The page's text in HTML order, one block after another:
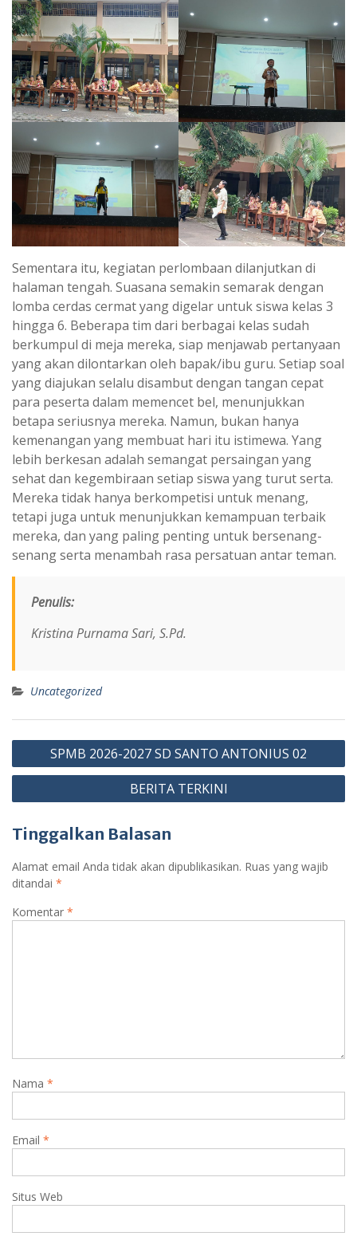
Sementara itu, kegiatan perlombaan dilanjutkan di
halaman tengah. Suasana semakin semarak dengan
lomba cerdas cermat yang digelar untuk siswa kelas 3
hingga 6. Beberapa tim dari berbagai kelas sudah
berkumpul di meja mereka, siap menjawab pertanyaan
yang akan dilontarkan oleh bapak/ibu guru. Setiap soal
yang diajukan selalu disambut dengan tangan cepat
para peserta dalam memencet bel, menunjukkan
betapa seriusnya mereka. Namun, bukan hanya
kemenangan yang membuat hari itu istimewa. Yang
lebih berkesan adalah semangat persaingan yang
sehat dan kegembiraan setiap siswa yang turut serta.
Mereka tidak hanya berkompetisi untuk menang,
tetapi juga untuk menunjukkan kemampuan terbaik
mereka, dan yang paling penting untuk bersenang-
senang serta menambah rasa persatuan antar teman.
Penulis:
Kristina Purnama Sari, S.Pd.
Uncategorized
Navigasi
pos
SPMB 2026-2027 SD SANTO ANTONIUS 02
BERITA TERKINI
Tinggalkan Balasan
Alamat email Anda tidak akan dipublikasikan. Ruas yang wajib
ditandai *
Komentar *
Nama *
Email *
Situs Web